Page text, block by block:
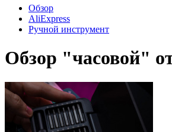
Обзор
AliExpress
Ручной инструмент
Обзор "часовой"